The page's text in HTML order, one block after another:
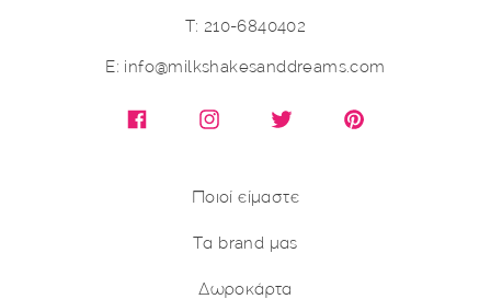
Τ: 210-6840402
E: info@milkshakesanddreams.com
Facebook Instagram X (Twitter) Pinterest
Ποιοί είμαστε
Τα brand μας
Δωροκάρτα